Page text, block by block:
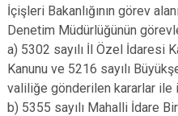
İçişleri Bakanlığının görev
Denetim Müdürlüğünün
a) 5302 sayılı İl Özel İdaresi
Kanunu ve 5216 sayılı
valiliğe gönderilen kararlar
b) 5355 sayılı Mahalli İdare